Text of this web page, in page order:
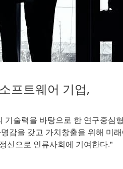
프트웨어 기업,
기술력을 바탕으로 한 연구중심
감을 갖고 가치창출을 위해 미
신으로 인류사회에 기여한다."